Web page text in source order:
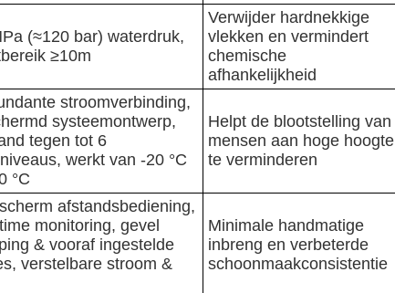
(≈120 bar) waterdruk,
≥10m
Verwijder hardnekkige
vlekken en vermindert
chemische
afhankelijkheid
stroomverbinding,
systeemontwerp,
tegen tot 6
werkt van -20 °C
°C
Helpt de blootstelling van
mensen aan hoge hoogte
te verminderen
afstandsbediening,
monitoring, gevel
& vooraf ingestelde
verstelbare stroom &
Minimale handmatige
inbreng en verbeterde
schoonmaakconsistentie